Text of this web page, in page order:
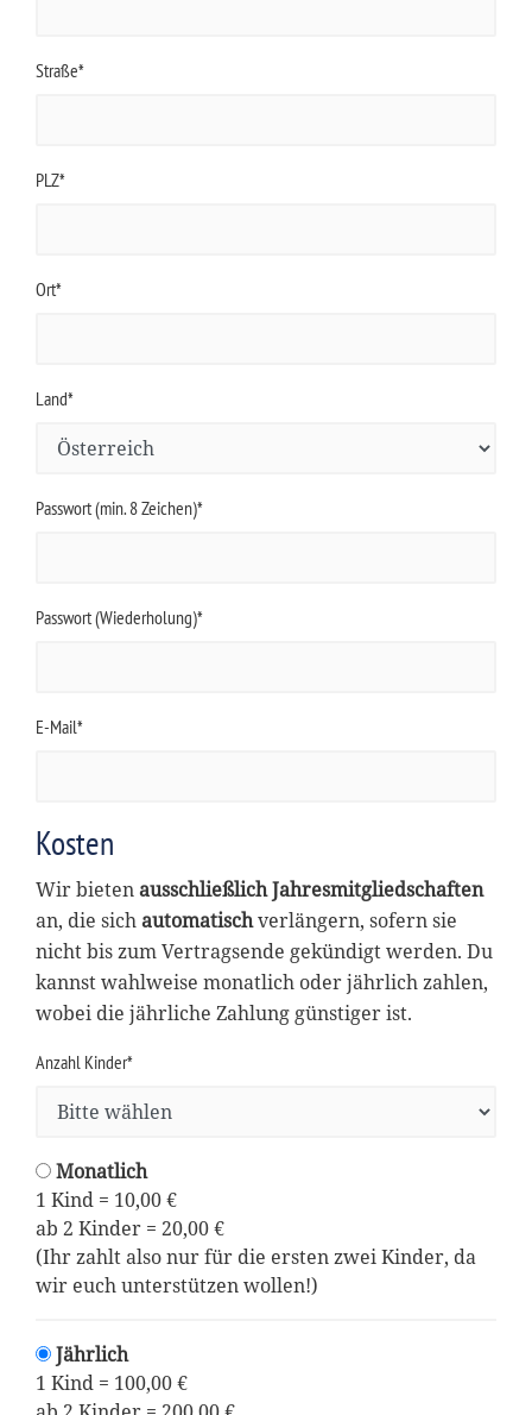
Straße*
PLZ*
Ort*
Land*
Passwort (min. 8 Zeichen)*
Passwort (Wiederholung)*
E-Mail*
Kosten
Wir bietenausschließlich Jahresmitgliedschaften
an, die sichautomatischverlängern, sofern sie
nicht bis zum Vertragsende gekündigt werden. Du
kannst wahlweise monatlich oder jährlich zahlen,
wobei die jährliche Zahlung günstiger ist.
Anzahl Kinder*
Monatlich
1 Kind = 10,00 €
ab 2 Kinder = 20,00 €
(Ihr zahlt also nur für die ersten zwei Kinder, da
wir euch unterstützen wollen!)
Jährlich
1 Kind = 100,00 €